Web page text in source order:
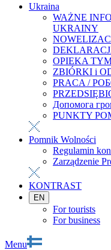
Ukraina
WAŻNE
UKRAINY
OPIEKA
ZBIÓRKI i
PRACA /
Допомога
PUNKTY
Pomnik Wolności
Regulamin
Zarządzenie
KONTRAST
EN
For tourists
For business
Menu